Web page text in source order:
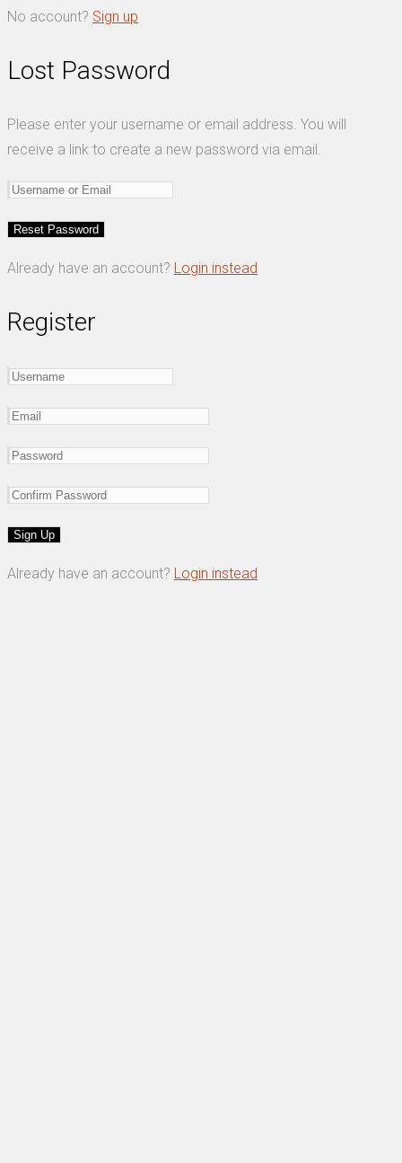
No account? Sign up
Lost Password
Please enter your username or email address. You will
receive a link to create a new password via email.
Already have an account? Login instead
Register
Already have an account? Login instead